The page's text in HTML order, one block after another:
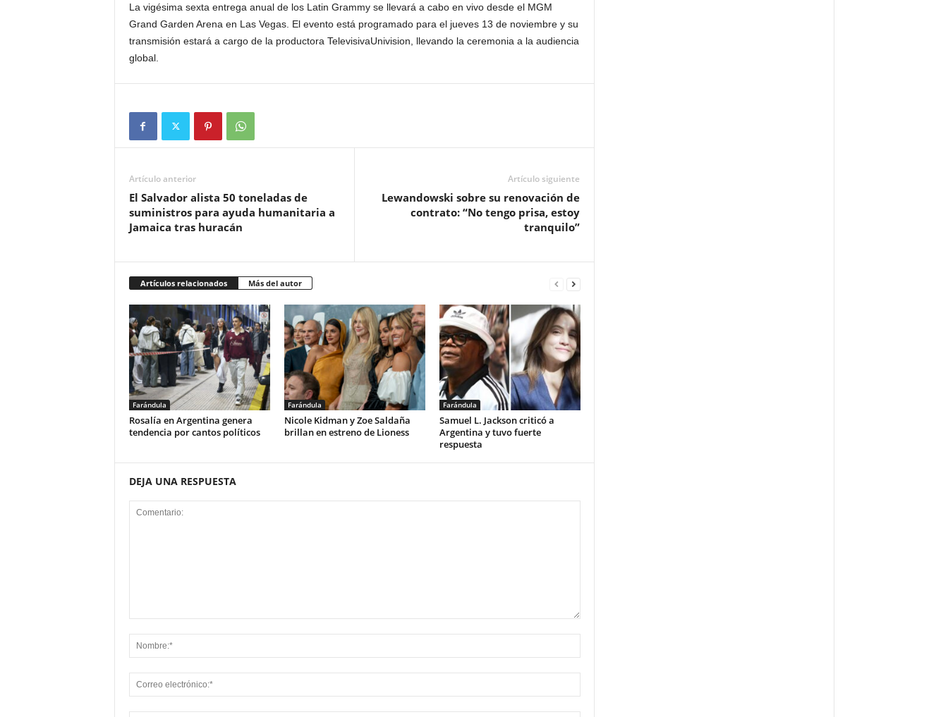
La vigésima sexta entrega anual de los Latin Grammy se llevará a cabo en vivo desde el MGM
Grand Garden Arena en Las Vegas. El evento está programado para el jueves 13 de noviembre y su
transmisión estará a cargo de la productora TelevisivaUnivision, llevando la ceremonia a la audiencia
global.
Artículo anterior
El Salvador alista 50 toneladas de
suministros para ayuda humanitaria a
Jamaica tras huracán
Artículo siguiente
Lewandowski sobre su renovación de
contrato: “No tengo prisa, estoy
tranquilo”
Artículos relacionados Más del autor
Farándula
Rosalía en Argentina genera
tendencia por cantos políticos
Farándula
Nicole Kidman y Zoe Saldaña
brillan en estreno de Lioness
Farándula
Samuel L. Jackson criticó a
Argentina y tuvo fuerte
respuesta
DEJA UNA RESPUESTA